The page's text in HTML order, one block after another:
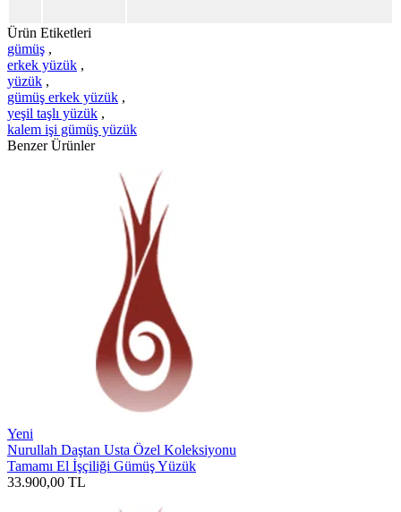
Ürün Etiketleri
gümüş ,
erkek yüzük ,
yüzük ,
gümüş erkek yüzük ,
yeşil taşlı yüzük ,
kalem işi gümüş yüzük
Benzer Ürünler
Yeni
Nurullah Daştan Usta Özel Koleksiyonu
Tamamı El İşçiliği Gümüş Yüzük
33.900,00 TL